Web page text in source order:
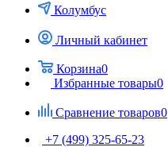
Колумбус
Личный кабинет
Корзина0
Избранные товары0
Сравнение товаров0
+7 (499) 325-65-23